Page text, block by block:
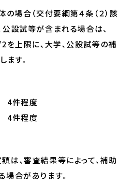
の場合（交付要綱第４条（２）該
公設試等が含まれる場合は、
上限に、大学、公設試等の補
す。
件程度
程度
は、審査結果等によって、補助
場合があります。